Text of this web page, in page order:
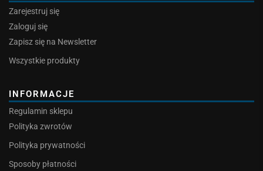
Zarejestruj się
Zaloguj się
Zapisz się na Newsletter
Wszystkie produkty
INFORMACJE
Regulamin sklepu
Polityka zwrotów
Polityka prywatności
Sposoby płatności